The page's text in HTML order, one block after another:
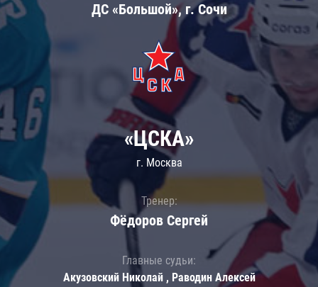
ДС «Большой», г. Сочи
«ЦСКА»
г. Москва
Тренер:
Фёдоров Сергей
Главные судьи:
Акузовский Николай , Раводин Алексей